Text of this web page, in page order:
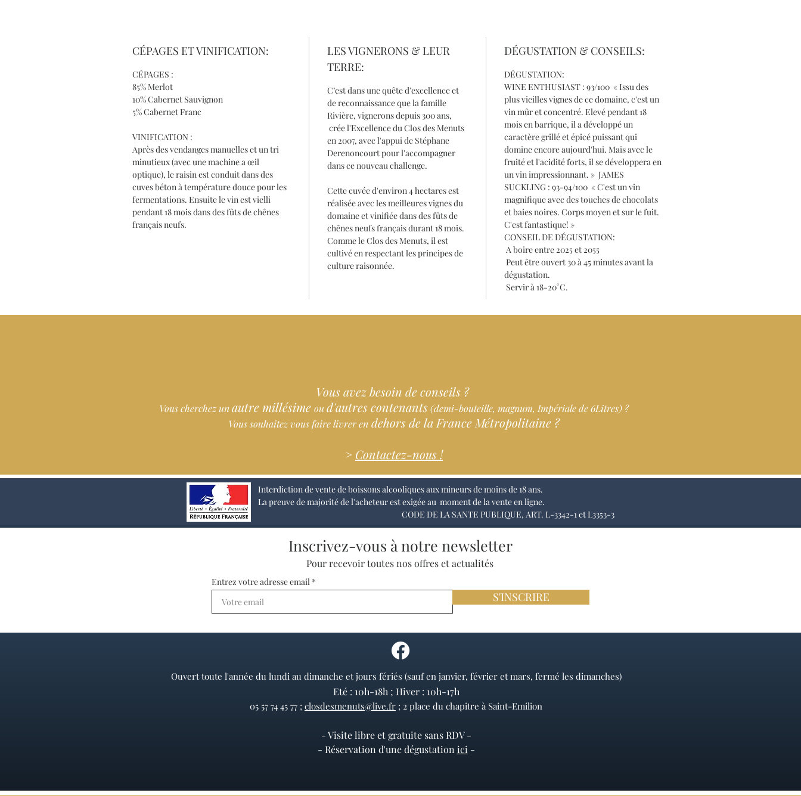
CÉPAGES ET VINIFICATION:
CÉPAGES :
85% Merlot
10% Cabernet Sauvignon
5% Cabernet Franc
VINIFICATION :
Après des vendanges manuelles et un tri
minutieux (avec une machine a œil
optique), le raisin est conduit dans des
cuves béton à température douce pour les
fermentations. Ensuite le vin est vielli
pendant 18 mois dans des fûts de chênes
français neufs.
LES VIGNERONS & LEUR
TERRE:
C’est dans une quête d’excellence et
de reconnaissance que la famille
Rivière, vignerons depuis 300 ans,
crée l'Excellence du Clos des Menuts
en 2007, avec l'appui de Stéphane
Derenoncourt pour l'accompagner
dans ce nouveau challenge.
Cette cuvée d'environ 4 hectares est
réalisée avec les meilleures vignes du
domaine et vinifiée dans des fûts de
chênes neufs français durant 18 mois.
Comme le Clos des Menuts, il est
cultivé en respectant les principes de
culture raisonnée.
DÉGUSTATION & CONSEILS:
DÉGUSTATION:
WINE ENTHUSIAST : 93/100 « Issu des
plus vieilles vignes de ce domaine, c'est un
vin mûr et concentré. Elevé pendant 18
mois en barrique, il a développé un
caractère grillé et épicé puissant qui
domine encore aujourd'hui. Mais avec le
fruité et l'acidité forts, il se développera en
un vin impressionnant. » JAMES
SUCKLING : 93-94/100 « C'est un vin
magnifique avec des touches de chocolats
et baies noires. Corps moyen et sur le fuit.
C'est fantastique! »
CONSEIL DE DÉGUSTATION:
A boire entre 2025 et 2055
Peut être ouvert 30 à 45 minutes avant la
dégustation.
Servir à 18-20°C.
Vous avez besoin de conseils ?
Vous cherchezunautre millésime ou d'autres contenants(demi-bouteille, magnum, Impériale de 6Litres) ?
Vous souhaitez vous faire livrer en dehors de la France Métropolitaine ?
> Contactez-nous !
Interdiction de vente de boissons alcooliques aux mineurs de moins de 18 ans.
La preuve de majorité de l'acheteur est exigée au moment de la vente en ligne.
CODE DE LA SANTE PUBLIQUE, ART. L-3342-1 et L3353-3
Inscrivez-vous à notre newsletter
Pour recevoir toutes nos offres et actualités
Entrez votre adresse email
S'INSCRIRE
Ouvert toute l'année du lundi au dimanche et jours fériés (sauf en janvier, février et mars, fermé les dimanches)
Eté : 10h-18h ; Hiver : 10h-17h
05 57 74 45 77 ; closdesmenuts@live.fr ; 2 place du chapitre à Saint-Emilion
- Visite libre et gratuite sans RDV -
- Réservation d'une dégustation ici -